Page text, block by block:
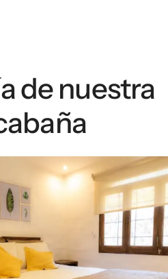
de nuestra